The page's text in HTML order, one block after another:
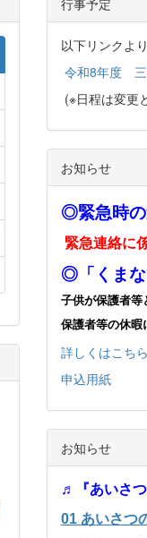
行事予定
以下リンクよ
令和8年度
(※日程は変更
お知らせ
◎緊急時
緊急連絡に
◎「くま
子供が保護者等
保護者等の休暇
詳しくはこちら
申込用紙
お知らせ
♬『あいさつ
01 あいさつ